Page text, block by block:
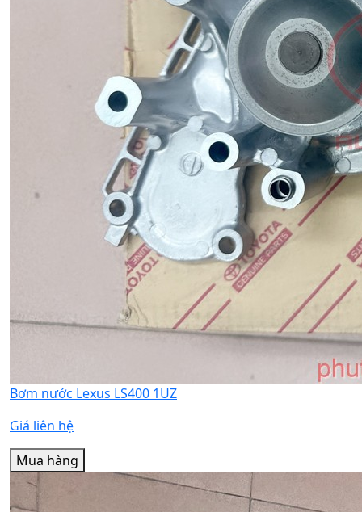
Bơm nước Lexus LS400 1UZ
Giá liên hệ
Mua hàng